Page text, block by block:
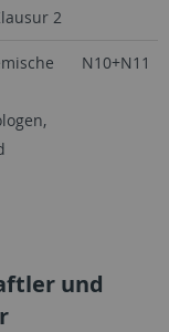
2
N10+N11
und